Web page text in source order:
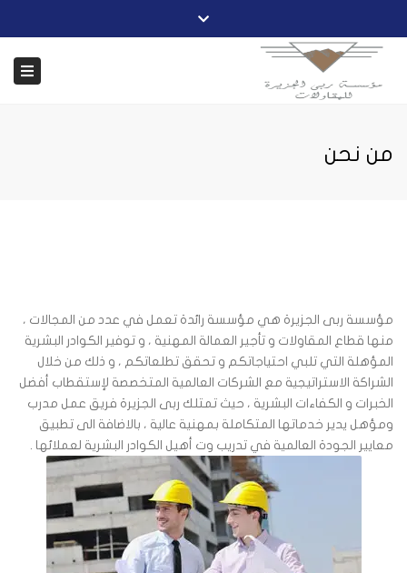
السبت – الخميس ٨ ص حتى ٦ م
Close
من نحن
مؤسسة ربى الجزيرة هي مؤسسة رائدة تعمل في عدد من المجالات ،
منها قطاع المقاولات و تأجير العمالة المهنية ، و توفير الكوادر البشرية
المؤهلة التي تلبي احتياجاتكم و تحقق تطلعاتكم ، و ذلك من خلال
الشراكة الاستراتيجية مع الشركات العالمية المتخصصة لإستقطاب أفضل
الخبرات و الكفاءات البشرية ، حيث تمتلك ربى الجزيرة فريق عمل مدرب
ومؤهل يدير خدماتها المتكاملة بمهنية عالية ، بالاضافة الى تطبيق
معايير الجودة العالمية في تدريب وت أهيل الكوادر البشرية لعملائها .